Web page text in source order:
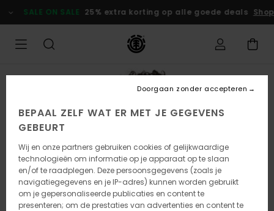
naar
Productinformatie
SALE ON SALE 25% extra korting op alle goede deals
BEPAAL ZELF WAT ER MET JE GEGEVENS
GEBEURT
Wij en onze partners gebruiken cookies of gelijkwaardige
technologieën om informatie op je apparaat op te slaan
en/of te raadplegen. Deze persoonsgegevens (zoals je
navigatiegegevens en je IP-adres) kunnen worden gebruikt
om je gepersonaliseerde publicaties en content te
presenteren; om de prestaties van advertenties en content te
Doorgaan zonder accepteren